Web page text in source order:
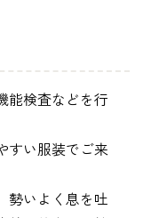
能検査などを行
すい服装でご来
勢いよく息を吐